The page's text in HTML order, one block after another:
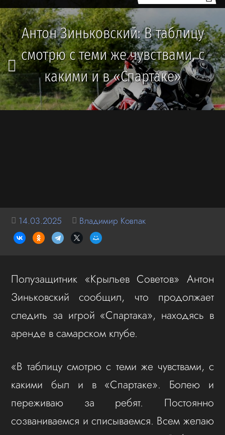
Антон Зиньковский: В таблицу
смотрю с теми же чувствами, с
какими и в «Спартаке»
14.03.2025 Владимир Ковпак
Полузащитник «Крыльев Советов» Антон
Зиньковский сообщил, что продолжает
следить за игрой «Спартака», находясь в
аренде в самарском клубе.
«В таблицу смотрю с теми же чувствами, с
какими был и в «Спартаке». Болею и
переживаю за ребят. Постоянно
созваниваемся и списываемся. Всем желаю